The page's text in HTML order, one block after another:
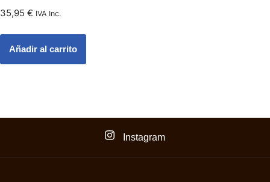
35,95 € IVA Inc.
Añadir al carrito
Instagram